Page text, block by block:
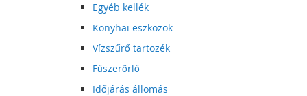
Egyéb kellék
Konyhai eszközök
Vízszűrő tartozék
Fűszerőrlő
Időjárás állomás